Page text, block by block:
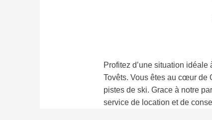
Profitez d’une situation
Tovêts. Vous êtes au cœur de
pistes de ski. Grace à notre
service de location et de